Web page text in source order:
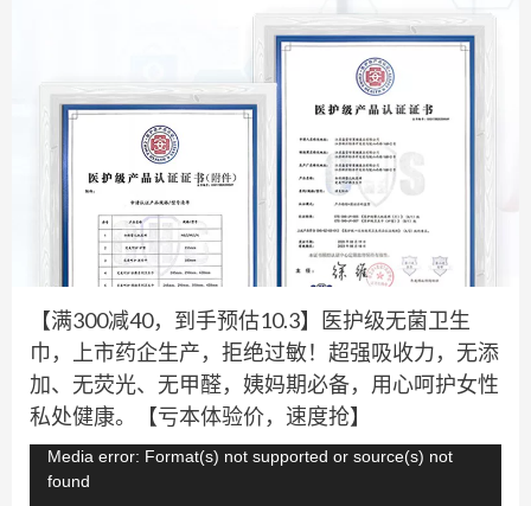
【满300减40，到手预估10.3】医护级无菌卫生
巾，上市药企生产，拒绝过敏！超强吸收力，无添
加、无荧光、无甲醛，姨妈期必备，用心呵护女性
私处健康。【亏本体验价，速度抢】
视
频
Media error: Format(s) not supported or source(s) not
found